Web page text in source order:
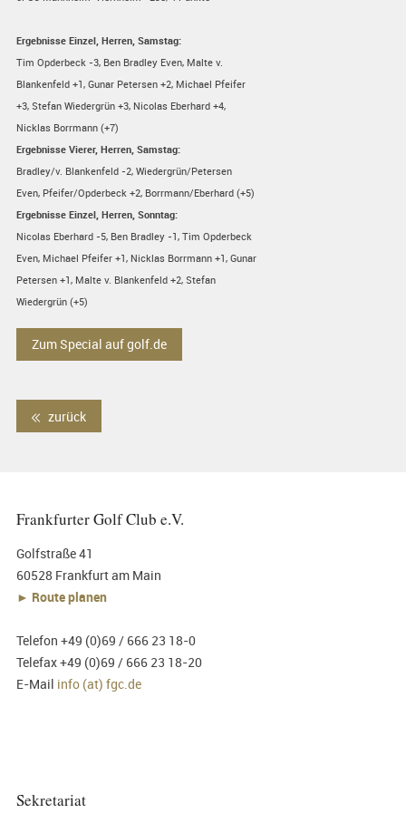
Ergebnisse Einzel, Herren, Samstag:
Tim Opderbeck -3, Ben Bradley Even, Malte v.
Blankenfeld +1, Gunar Petersen +2, Michael Pfeifer
+3, Stefan Wiedergrün +3, Nicolas Eberhard +4,
Nicklas Borrmann (+7)
Ergebnisse Vierer, Herren, Samstag:
Bradley/v. Blankenfeld -2, Wiedergrün/Petersen
Even, Pfeifer/Opderbeck +2, Borrmann/Eberhard (+5)
Ergebnisse Einzel, Herren, Sonntag:
Nicolas Eberhard -5, Ben Bradley -1, Tim Opderbeck
Even, Michael Pfeifer +1, Nicklas Borrmann +1, Gunar
Petersen +1, Malte v. Blankenfeld +2, Stefan
Wiedergrün (+5)
Zum Special auf golf.de
zurück
Frankfurter Golf Club e.V.
Golfstraße 41
60528 Frankfurt am Main
► Route planen
Telefon +49 (0)69 / 666 23 18-0
Telefax +49 (0)69 / 666 23 18-20
E-Mail info (at) fgc.de
Sekretariat